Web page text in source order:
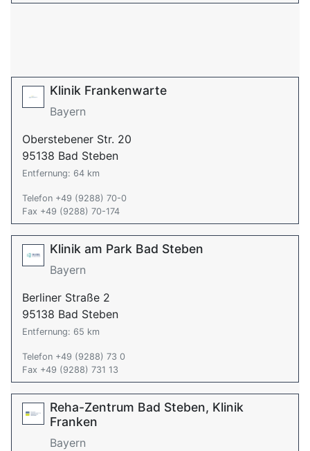
Klinik Frankenwarte
Bayern
Oberstebener Str. 20
95138 Bad Steben
Entfernung: 64 km
Telefon +49 (9288) 70-0
Fax +49 (9288) 70-174
Klinik am Park Bad Steben
Bayern
Berliner Straße 2
95138 Bad Steben
Entfernung: 65 km
Telefon +49 (9288) 73 0
Fax +49 (9288) 731 13
Reha-Zentrum Bad Steben, Klinik
Franken
Bayern